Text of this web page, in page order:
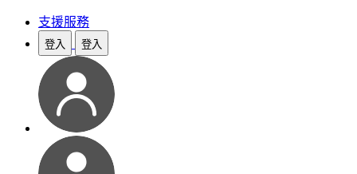
支援服務
登入 登入